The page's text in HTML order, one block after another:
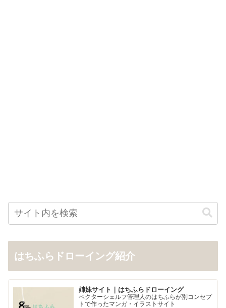
はちふらドローイング紹介
姉妹サイト｜はちふらドローイング
ベクターシェルフ管理人のはちふらが別コンセプ
トで作ったマンガ・イラストサイト